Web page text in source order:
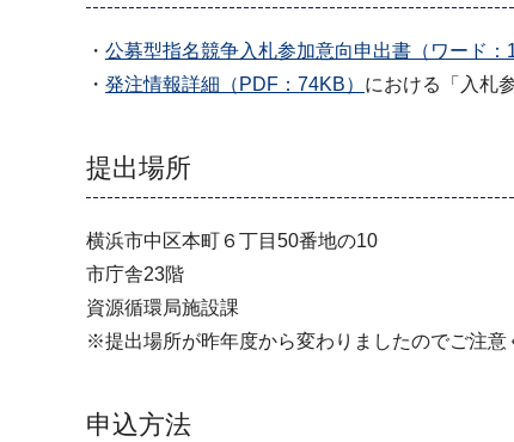
・ 公募型指名競争入札参加意向申出書（ワード：
・ 発注情報詳細（PDF：74KB） における「入札
提出場所
横浜市中区本町６丁目50番地の10
市庁舎23階
資源循環局施設課
※提出場所が昨年度から変わりましたのでご注意
申込方法